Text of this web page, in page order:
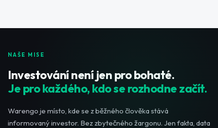
NAŠE MISE
Investování není jen pro bohaté.
Je pro každého, kdo se rozhodne začít.
Warengo je místo, kde se z běžného člověka stává
informovaný investor. Bez zbytečného žargonu. Jen fakta, data